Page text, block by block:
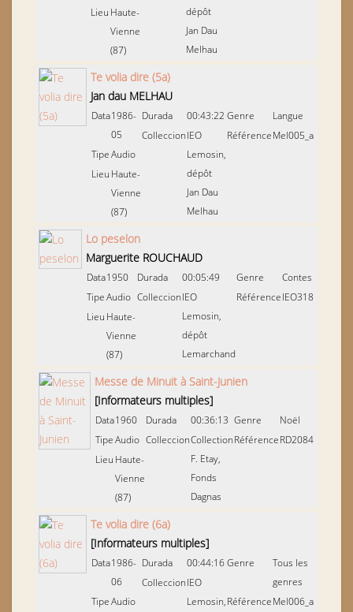
Lieu Haute-
Vienne
(87)
dépôt
Jan Dau
Melhau
Te volia dire (5a)
Jan dau MELHAU
Data1986-
05
TipeAudio
Lieu Haute-
Vienne
(87)
Durada
00:43:22
ColleccionIEO
Lemosin,
dépôt
Jan Dau
Melhau
Genre
Langue
RéférenceMel005_a
Lo peselon
Marguerite ROUCHAUD
Data1950
TipeAudio
Lieu Haute-
Vienne
(87)
Durada
00:05:49
ColleccionIEO
Lemosin,
dépôt
Lemarchand
Genre
Contes
RéférenceIEO318
Messe de Minuit à Saint-Junien
[Informateurs multiples]
Data1960
TipeAudio
Lieu Haute-
Vienne
(87)
Durada
00:36:13
ColleccionCollection
F. Etay,
Fonds
Dagnas
Genre
Noël
RéférenceRD2084
Te volia dire (6a)
[Informateurs multiples]
Data1986-
06
TipeAudio
Durada
00:44:16
ColleccionIEO
Lemosin,
Genre
Tous les
genres
RéférenceMel006_a